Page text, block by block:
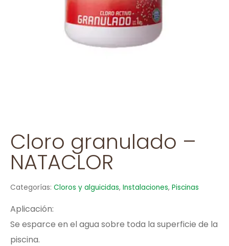
Cloro granulado –
NATACLOR
Categorías: Cloros y alguicidas, Instalaciones, Piscinas
Aplicación:
Se esparce en el agua sobre toda la superficie de la
piscina.